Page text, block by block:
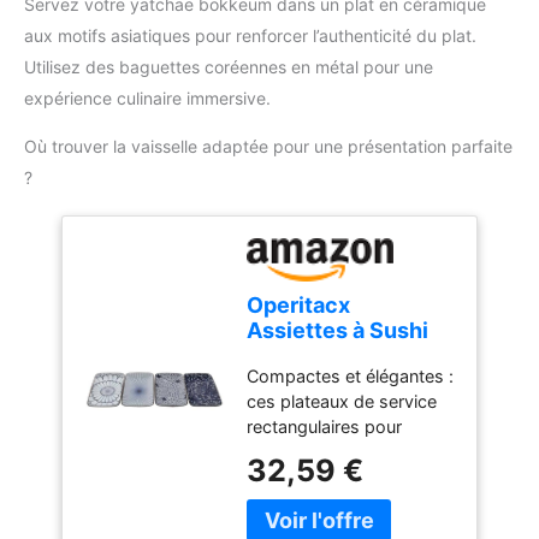
ECO-CONSEIL 1 : utiliser
le Thermo-Signal permet
de ne pas gaspiller de
élégante et les parois
extérieures légèrement
brillantes du produit font
décoration parfaite qui
fait bonne figure dans
nettoyer : après avoir
utilisé ce produit, vous
éliminerez facilement les
d'herbes en le rinçant à
l'eau. Attention : Le
produit ne passe pas au
lave-vaisselle. Il doit être
lavé avant la première
utilisation
aux motifs asiatiques pour renforcer l’authenticité du plat.
Utilisez des baguettes coréennes en métal pour une
expérience culinaire immersive.
Où trouver la vaisselle adaptée pour une présentation parfaite
?
Operitacx
Assiettes à Sushi
Résistantes aux
Éclats en
Céramique Bleue,
Lot de 4 Pièces,
Design Japonerie
Vintage et Gain de
Place pour
Compactes et élégantes :
ces plateaux de service
rectangulaires pour
fonctionnalité et
élégance, convenant
aussi aux repas
32,59 €